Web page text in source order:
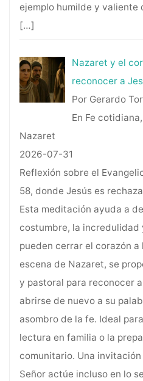
ejemplo humilde y valiente
[…]
Nazaret y el
reconocer a
Por Gerardo
En Fe
Nazaret
2026-07-31
Reflexión sobre el
58, donde Jesús es
Esta meditación ayuda a
costumbre, la incredulidad
pueden cerrar el corazón
escena de Nazaret, se
y pastoral para reconocer
abrirse de nuevo a su
asombro de la fe. Ideal
lectura en familia o la
comunitario. Una
Señor actúe incluso en lo